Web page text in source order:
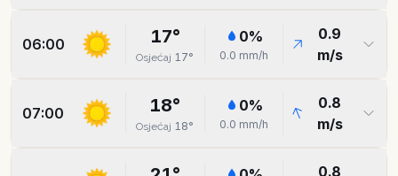
06:00 17°
Osjećaj 17°
0%
0.0 mm/h
0.9
m/s
07:00 18°
Osjećaj 18°
0%
0.0 mm/h
0.8
m/s
0.8